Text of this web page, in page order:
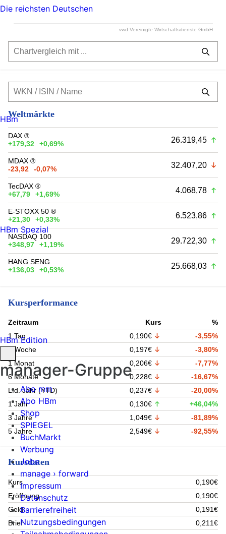
vwd Vereinigte Wirtschaftsdienste GmbH
Weltmärkte
DAX ®
+179,32
+0,69% 26.319,45
MDAX ®
-23,92
-0,07% 32.407,20
TecDAX ®
+67,79
+1,69% 4.068,78
E-STOXX 50 ®
+21,30
+0,33% 6.523,86
NASDAQ 100
+348,97
+1,19% 29.722,30
HANG SENG
+136,03
+0,53% 25.668,03
Kursperformance
Zeitraum Kurs
%
1 Tag
0,190€
-3,55%
1 Woche
0,197€
-3,80%
1 Monat
0,206€
-7,77%
6 Monate
0,228€
-16,67%
Lfd. Jahr (YTD)
0,237€
-20,00%
1 Jahr
0,130€
+46,04%
3 Jahre
1,049€
-81,89%
5 Jahre
2,549€ -92,55%
Kursdaten
Kurs
0,190€
Eröffnung
0,190€
Geld
0,191€
Brief
0,211€
Die reichsten Deutschen
HBm
HBm Spezial
HBm Edition
manager-Gruppe
Abo mm
Abo HBm
Shop
SPIEGEL
BuchMarkt
Werbung
Jobs
manage › forward
Impressum
Datenschutz
Barrierefreiheit
Nutzungsbedingungen